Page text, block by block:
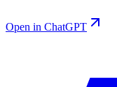
Open in ChatGPT